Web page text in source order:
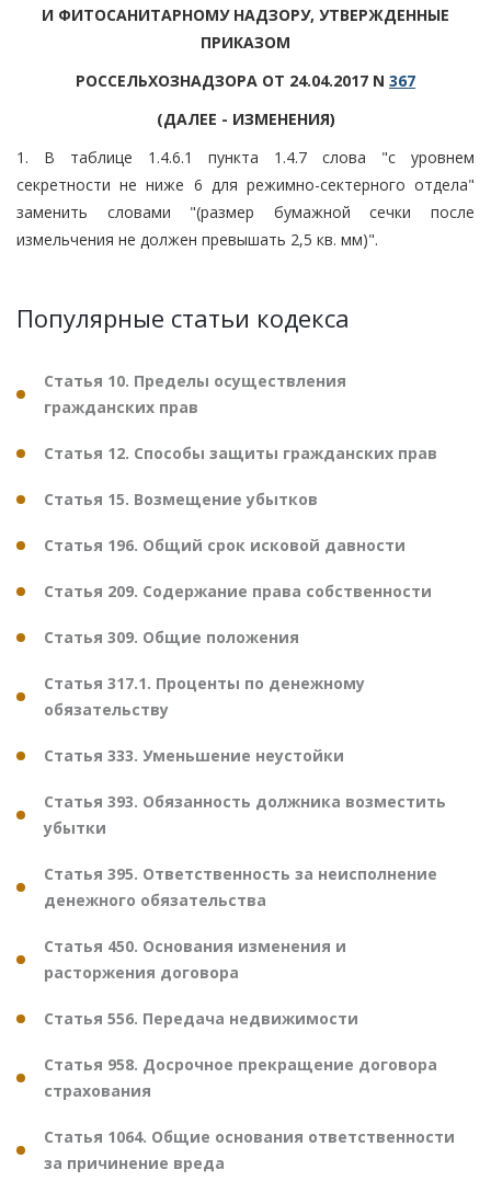
И ФИТОСАНИТАРНОМУ НАДЗОРУ, УТВЕРЖДЕННЫЕ
ПРИКАЗОМ
РОССЕЛЬХОЗНАДЗОРА ОТ 24.04.2017 N 367
(ДАЛЕЕ - ИЗМЕНЕНИЯ)
1. В таблице 1.4.6.1 пункта 1.4.7 слова "с уровнем
секретности не ниже 6 для режимно-сектерного отдела"
заменить словами "(размер бумажной сечки после
измельчения не должен превышать 2,5 кв. мм)".
Популярные статьи кодекса
Статья 10. Пределы осуществления
гражданских прав
Статья 12. Способы защиты гражданских прав
Статья 15. Возмещение убытков
Статья 196. Общий срок исковой давности
Статья 209. Содержание права собственности
Статья 309. Общие положения
Статья 317.1. Проценты по денежному
обязательству
Статья 333. Уменьшение неустойки
Статья 393. Обязанность должника возместить
убытки
Статья 395. Ответственность за неисполнение
денежного обязательства
Статья 450. Основания изменения и
расторжения договора
Статья 556. Передача недвижимости
Статья 958. Досрочное прекращение договора
страхования
Статья 1064. Общие основания ответственности
за причинение вреда